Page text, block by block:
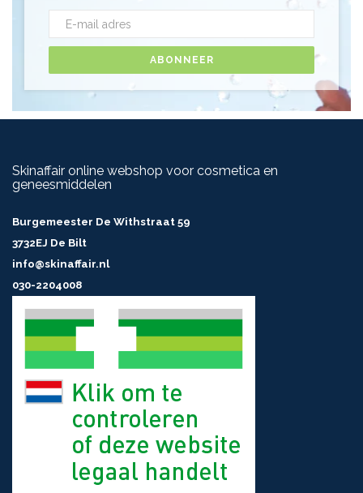
ABONNEER
Skinaffair online webshop voor cosmetica en
geneesmiddelen
Burgemeester De Withstraat 59
3732EJ De Bilt
info@skinaffair.nl
030-2204008